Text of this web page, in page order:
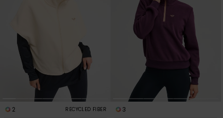
2 RECYCLED FIBER
3